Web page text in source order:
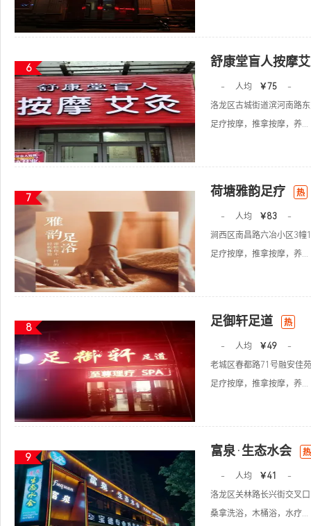
6 舒康堂盲人按摩
- 人均 ￥75
-
洛龙区古城街道滨河南路
足疗按摩，推拿按摩，养...
7 荷塘雅韵足疗 热
- 人均 ￥83
-
涧西区南昌路六冶小区3幢
足疗按摩，推拿按摩，养...
8 足御轩足道 热
- 人均 ￥49
-
老城区春都路71号融安佳
足疗按摩，推拿按摩，养...
9 富泉·生态水会 热
- 人均 ￥41
-
洛龙区关林路长兴街交叉
桑拿洗浴，木桶浴，水疗...